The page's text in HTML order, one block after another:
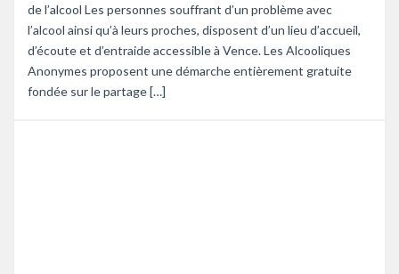
de l’alcool Les personnes souffrant d’un problème avec
l’alcool ainsi qu’à leurs proches, disposent d’un lieu d’accueil,
d’écoute et d’entraide accessible à Vence. Les Alcooliques
Anonymes proposent une démarche entièrement gratuite
fondée sur le partage […]